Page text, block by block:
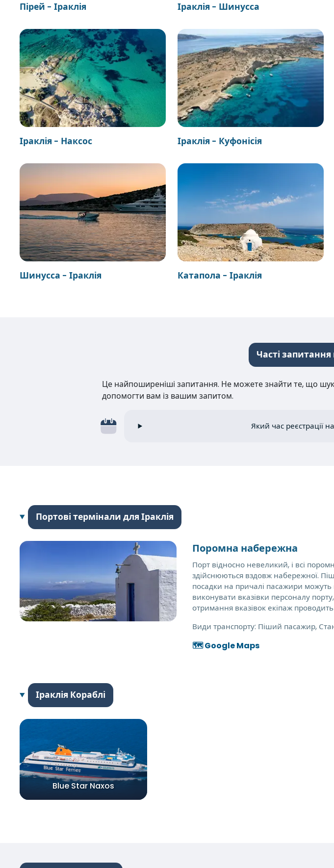
Пірей - Іраклія Іраклія - Шинусса
Іраклія - Наксос Іраклія - Куфонісія
Шинусса - Іраклія Катапола - Іраклія
Часті запитання
Це найпоширеніші запитання. Не можете знайти те, що
допомогти вам із вашим запитом.
Який час реєстрації
Портові термінали для Іраклія
Поромна набережна
Порт відносно невеликий, і всі
здійснюються вздовж набережної.
посадки на причалі пасажири можуть
виконувати вказівки персоналу
отримання вказівок екіпаж
Види транспорту: Піший пасажир,
🗺️ Google Maps
Іраклія Кораблі
Blue Star Naxos